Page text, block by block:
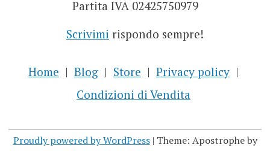
Partita IVA 02425750979
Scrivimi rispondo sempre!
Home Blog Store
Privacy policy
Condizioni di Vendita
Proudly powered by WordPress | Theme: Apostrophe by